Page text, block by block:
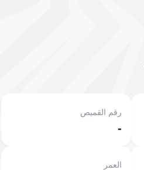
-
رقم القميص
العمر